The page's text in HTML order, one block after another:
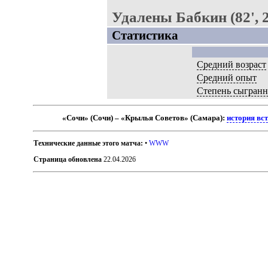
Удалены Бабкин (82',
Статистика
Средний возраст
Средний опыт
Степень
«Сочи» (Сочи) – «Крылья Советов» (Самара):история
Технические данные этого матча: •WWW
Страница обновлена 22.04.2026